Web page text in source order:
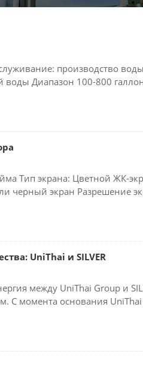
производство
Диапазон 100-800
Тип экрана: Цветной ЖК-
черный экран Разрешение
UniThai и SILVER
между UniThai Group и
С момента основания